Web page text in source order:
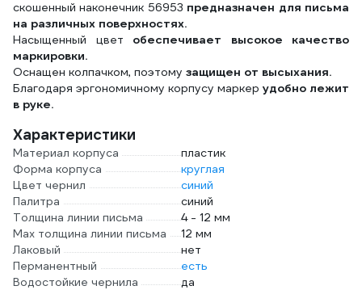
скошенный наконечник 56953 предназначен для письма
на различных поверхностях.
Насыщенный цвет обеспечивает высокое качество
маркировки.
Оснащен колпачком, поэтому защищен от высыхания.
Благодаря эргономичному корпусу маркер удобно лежит
в руке.
Характеристики
Материал корпуса
пластик
Форма корпуса
круглая
Цвет чернил
синий
Палитра
синий
Толщина линии письма
4 - 12 мм
Мах толщина линии письма
12 мм
Лаковый
нет
Перманентный
есть
Водостойкие чернила
да